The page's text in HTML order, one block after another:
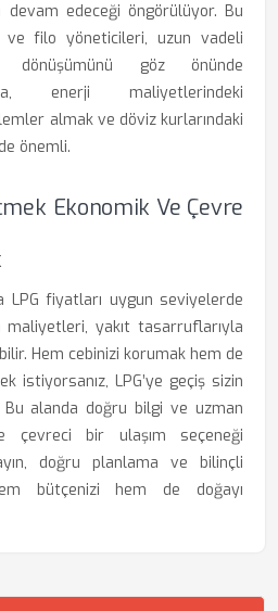
devam edeceği öngörülüyor. Bu
ve filo yöneticileri, uzun vadeli
dönüşümünü göz önünde
enerji maliyetlerindeki
almak ve döviz kurlarındaki
önemli.
Ekonomik Ve Çevre
LPG fiyatları uygun seviyelerde
yakıt tasarruflarıyla
Hem cebinizi korumak hem de
istiyorsanız, LPG’ye geçiş sizin
Bu alanda doğru bilgi ve uzman
çevreci bir ulaşım seçeneği
doğru planlama ve bilinçli
bütçenizi hem de doğayı